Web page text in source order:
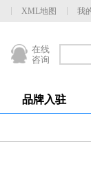
XML地图 我
在线
咨询
品牌入驻